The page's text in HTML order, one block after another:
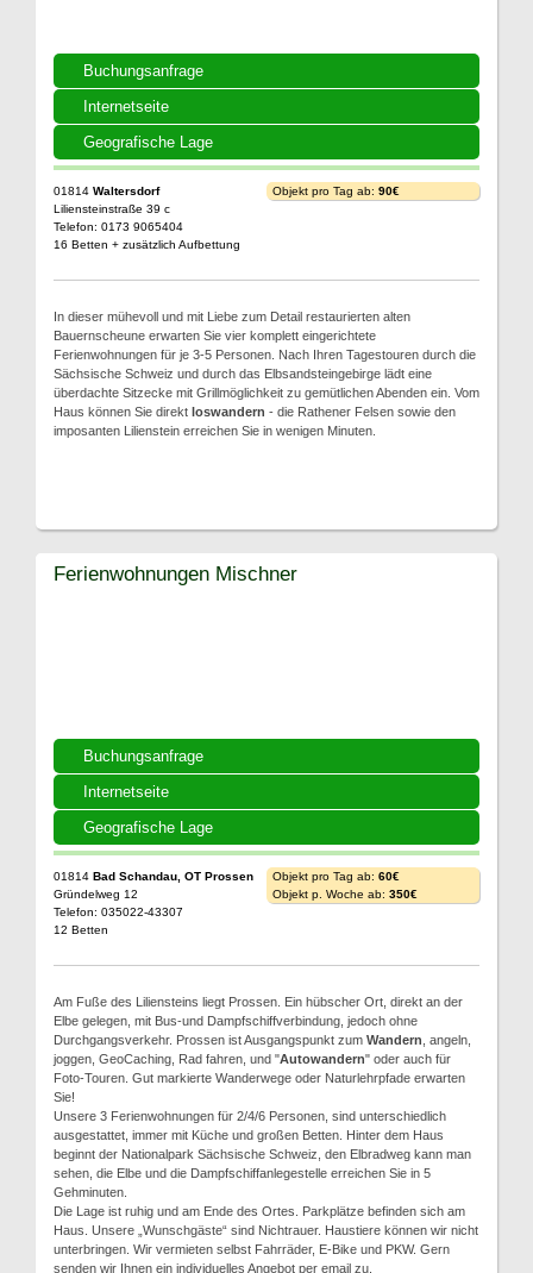
Buchungsanfrage
Internetseite
Geografische Lage
01814 Waltersdorf
Liliensteinstraße 39 c
Telefon: 0173 9065404
16 Betten + zusätzlich Aufbettung
Objekt pro Tag ab: 90€
In dieser mühevoll und mit Liebe zum Detail restaurierten alten
Bauernscheune erwarten Sie vier komplett eingerichtete
Ferienwohnungen für je 3-5 Personen. Nach Ihren Tagestouren durch die
Sächsische Schweiz und durch das Elbsandsteingebirge lädt eine
überdachte Sitzecke mit Grillmöglichkeit zu gemütlichen Abenden ein. Vom
Haus können Sie direkt loswandern - die Rathener Felsen sowie den
imposanten Lilienstein erreichen Sie in wenigen Minuten.
Buchungsanfrage
Internetseite
Geografische Lage
Ferienwohnungen Mischner
01814 Bad Schandau, OT Prossen
Gründelweg 12
Telefon: 035022-43307
12 Betten
Objekt pro Tag ab: 60€
Objekt p. Woche ab: 350€
Am Fuße des Liliensteins liegt Prossen. Ein hübscher Ort, direkt an der
Elbe gelegen, mit Bus-und Dampfschiffverbindung, jedoch ohne
Durchgangsverkehr. Prossen ist Ausgangspunkt zum Wandern , angeln,
joggen, GeoCaching, Rad fahren, und "Autowandern" oder auch für
Foto-Touren. Gut markierte Wanderwege oder Naturlehrpfade erwarten
Sie!
Unsere 3 Ferienwohnungen für 2/4/6 Personen, sind unterschiedlich
ausgestattet, immer mit Küche und großen Betten. Hinter dem Haus
beginnt der Nationalpark Sächsische Schweiz, den Elbradweg kann man
sehen, die Elbe und die Dampfschiffanlegestelle erreichen Sie in 5
Gehminuten.
Die Lage ist ruhig und am Ende des Ortes. Parkplätze befinden sich am
Haus. Unsere „Wunschgäste“ sind Nichtrauer. Haustiere können wir nicht
unterbringen. Wir vermieten selbst Fahrräder, E-Bike und PKW. Gern
senden wir Ihnen ein individuelles Angebot per email zu.